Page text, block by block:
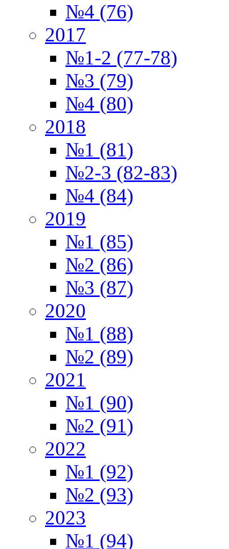
№4 (76)
2017
№1-2 (77-78)
№3 (79)
№4 (80)
2018
№1 (81)
№2-3 (82-83)
№4 (84)
2019
№1 (85)
№2 (86)
№3 (87)
2020
№1 (88)
№2 (89)
2021
№1 (90)
№2 (91)
2022
№1 (92)
№2 (93)
2023
№1 (94)